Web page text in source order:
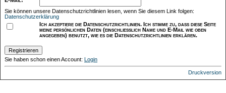
Sie können unsere Datenschutzrichtlinien lesen, wenn Sie diesem Link folgen:
Datenschutzerklärung
Ich akzeptiere die Datenschutzrichtlinien. Ich stimme zu, dass diese Seite
meine persönlichen Daten (einschließlich Name und E-Mail wie oben
angegeben) benutzt, wie es die Datenschutzrichtlinien erklären.
Sie haben schon einen Account: Login
Druckversion